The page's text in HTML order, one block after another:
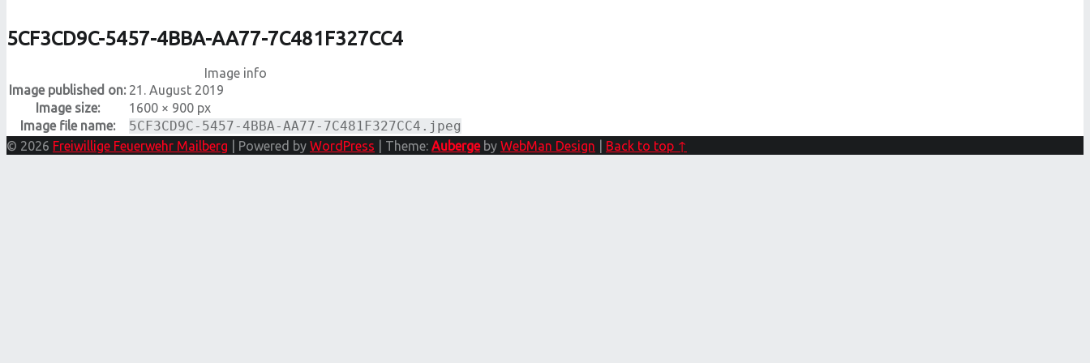
5CF3CD9C-5457-4BBA-AA77-7C481F327CC4
Image info
Image published on: 21. August 2019
Image size:
1600 × 900 px
Image file name:
5CF3CD9C-5457-4BBA-AA77-7C481F327CC4.jpeg
© 2026 Freiwillige Feuerwehr Mailberg Powered by WordPress Theme: Aubergeby WebMan Design Back to top ↑